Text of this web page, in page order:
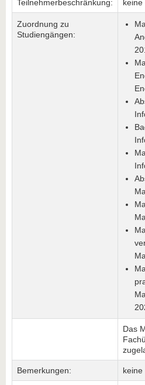
Teilnehmerbeschränkung: keine
Zuordnung zu
Studiengängen:
Das
Bemerkungen: keine